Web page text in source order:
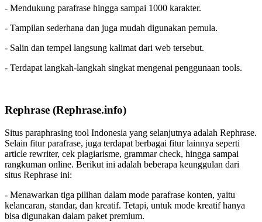
- Mendukung parafrase hingga sampai 1000 karakter.
- Tampilan sederhana dan juga mudah digunakan pemula.
- Salin dan tempel langsung kalimat dari web tersebut.
- Terdapat langkah-langkah singkat mengenai penggunaan tools.
Rephrase (Rephrase.info)
Situs paraphrasing tool Indonesia yang selanjutnya adalah Rephrase.
Selain fitur parafrase, juga terdapat berbagai fitur lainnya seperti
article rewriter, cek plagiarisme, grammar check, hingga sampai
rangkuman online. Berikut ini adalah beberapa keunggulan dari
situs Rephrase ini:
- Menawarkan tiga pilihan dalam mode parafrase konten, yaitu
kelancaran, standar, dan kreatif. Tetapi, untuk mode kreatif hanya
bisa digunakan dalam paket premium.